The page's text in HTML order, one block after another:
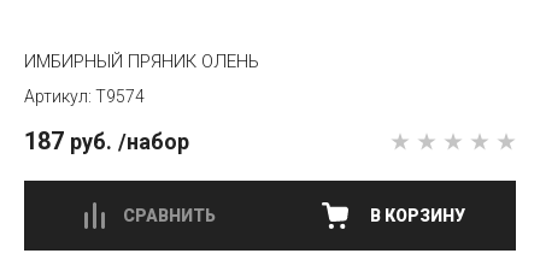
ИМБИРНЫЙ ПРЯНИК ОЛЕНЬ
T9574
187 руб. /набор